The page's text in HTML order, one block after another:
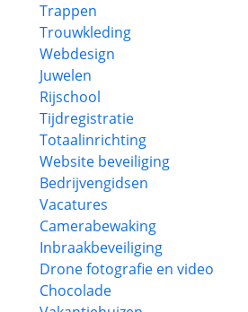
Trappen
Trouwkleding
Webdesign
Juwelen
Rijschool
Tijdregistratie
Totaalinrichting
Website beveiliging
Bedrijvengidsen
Vacatures
Camerabewaking
Inbraakbeveiliging
Drone fotografie en video
Chocolade